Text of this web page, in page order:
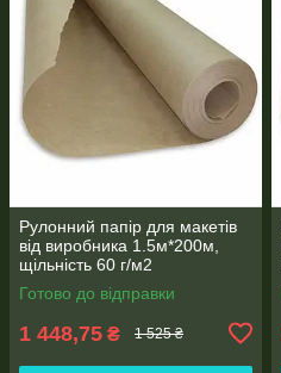
Рулонний папір для макетів
від виробника 1.5м*200м,
щільність 60 г/м2
Готово до відправки
1 448,75 ₴ 1 525 ₴